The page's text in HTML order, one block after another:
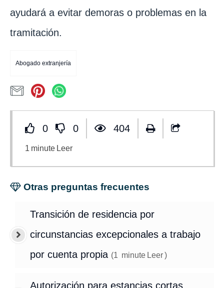
ayudará a evitar demoras o problemas en la
tramitación.
Abogado extranjería
0 0 404
1 minute Leer
Otras preguntas frecuentes
Transición de residencia por
circunstancias excepcionales a trabajo
por cuenta propia (1 minute Leer)
Autorización para estancias cortas